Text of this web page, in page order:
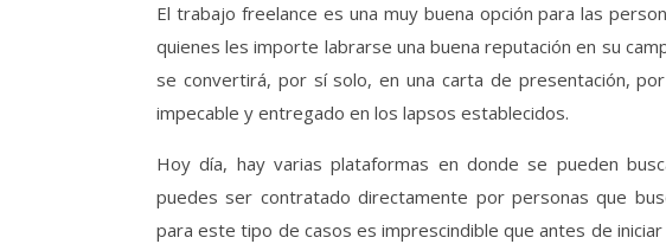
El trabajo freelance es una muy buena opción para las
quienes les importe labrarse una buena reputación en su
se convertirá, por sí solo, en una carta de presentación,
impecable y entregado en los lapsos establecidos.
Hoy día, hay varias plataformas en donde se pueden
puedes ser contratado directamente por personas que
para este tipo de casos es imprescindible que antes de